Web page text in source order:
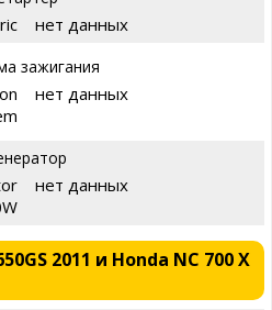
нет данных
зажигания
нет данных
нет данных
2011 и Honda NC 700 X